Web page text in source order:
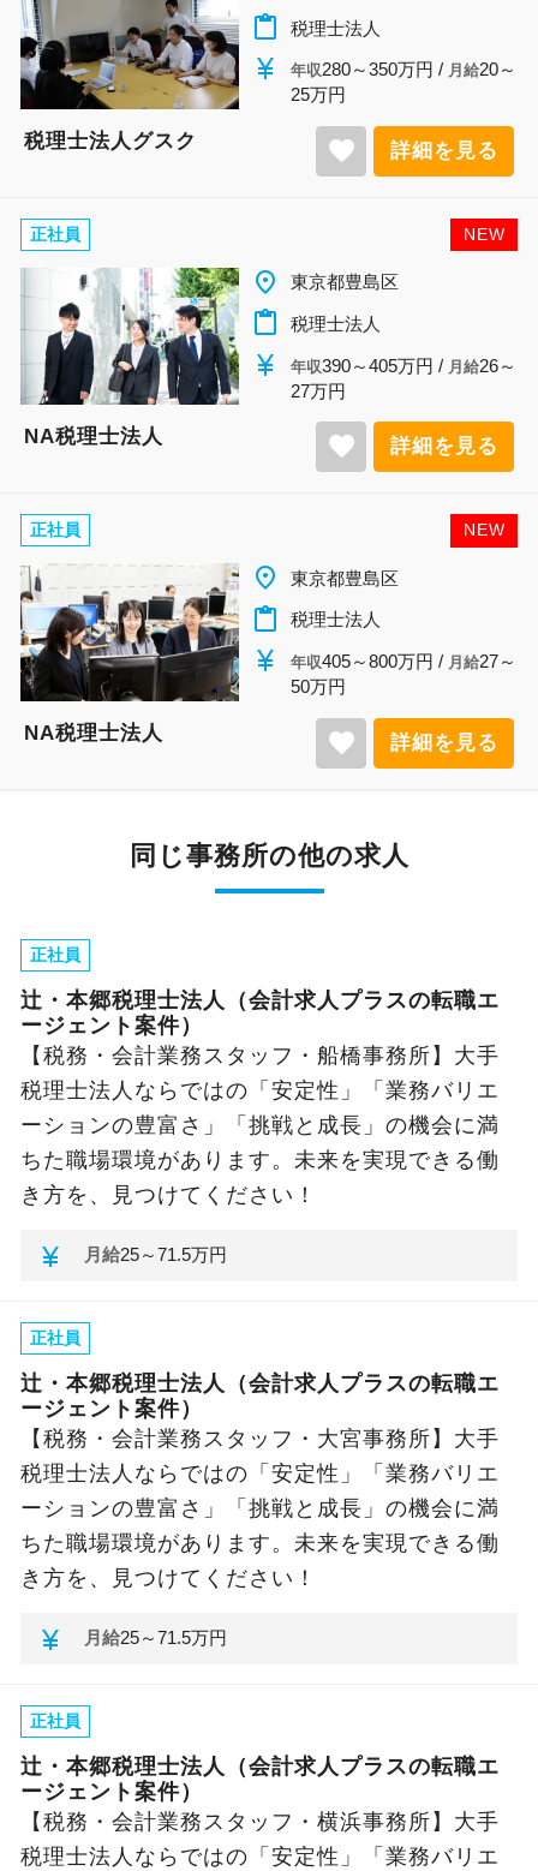
content_paste
税理士法人
currency_yen 年収280～350万円 / 月給20～
25万円
税理士法人グスク favorite 詳細を見る
NEW
正社員
place 東京都豊島区
content_paste 税理士法人
currency_yen 年収390～405万円 / 月給26～
27万円
NA税理士法人 favorite 詳細を見る
NEW
正社員
place 東京都豊島区
content_paste 税理士法人
currency_yen 年収405～800万円 / 月給27～
50万円
NA税理士法人 favorite 詳細を見る
同じ事務所の他の求人
正社員
辻・本郷税理士法人（会計求人プラスの転職エ
ージェント案件）
【税務・会計業務スタッフ・船橋事務所】大手
税理士法人ならではの「安定性」「業務バリエ
ーションの豊富さ」「挑戦と成長」の機会に満
ちた職場環境があります。未来を実現できる働
き方を、見つけてください！
currency_yen 月給25～71.5万円
正社員
辻・本郷税理士法人（会計求人プラスの転職エ
ージェント案件）
【税務・会計業務スタッフ・大宮事務所】大手
税理士法人ならではの「安定性」「業務バリエ
ーションの豊富さ」「挑戦と成長」の機会に満
ちた職場環境があります。未来を実現できる働
き方を、見つけてください！
currency_yen 月給25～71.5万円
正社員
辻・本郷税理士法人（会計求人プラスの転職エ
ージェント案件）
【税務・会計業務スタッフ・横浜事務所】大手
税理士法人ならではの「安定性」「業務バリエ